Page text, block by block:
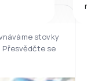
stovky
Přesvědčte se